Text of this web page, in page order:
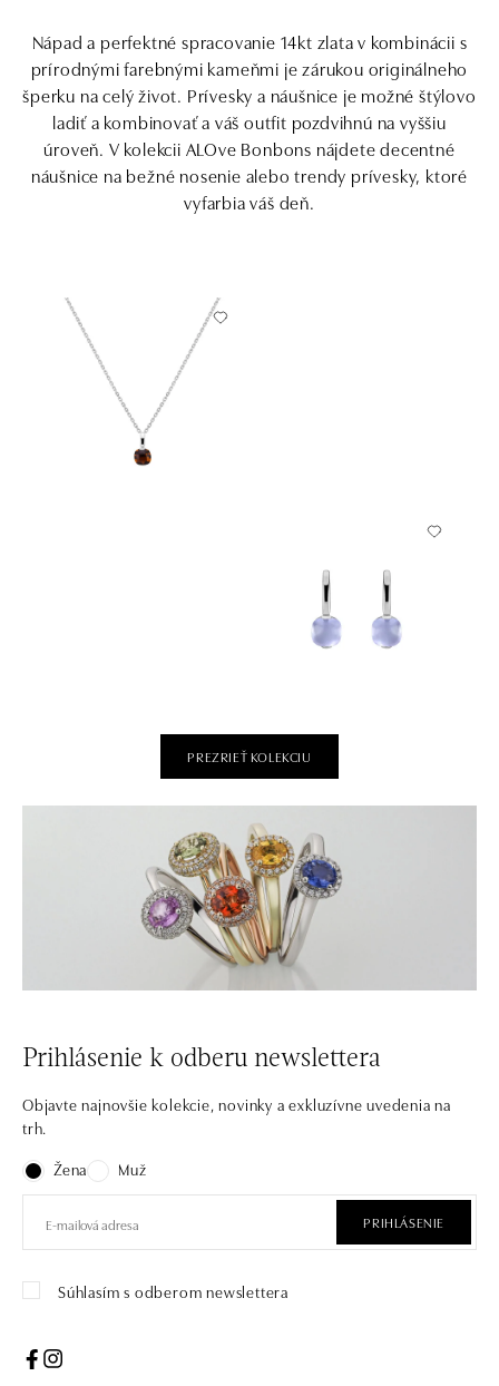
Nápad a perfektné spracovanie 14kt zlata v kombinácii s
prírodnými farebnými kameňmi je zárukou originálneho
šperku na celý život. Prívesky a náušnice je možné štýlovo
ladiť a kombinovať a váš outfit pozdvihnú na vyššiu
úroveň. V kolekcii ALOve Bonbons nájdete decentné
náušnice na bežné nosenie alebo trendy prívesky, ktoré
vyfarbia váš deň.
PREZRIEŤ KOLEKCIU
Prihlásenie k odberu newslettera
Objavte najnovšie kolekcie, novinky a exkluzívne uvedenia na
trh.
Žena
Muž
PRIHLÁSENIE
Súhlasím s odberom newslettera